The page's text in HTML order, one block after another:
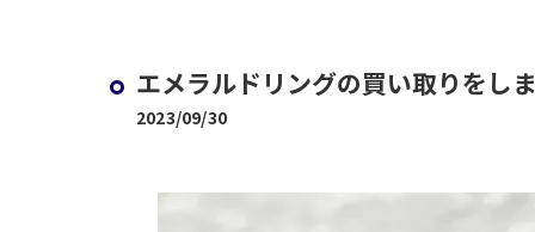
エメラルドリングの買い取りをし
2023/09/30